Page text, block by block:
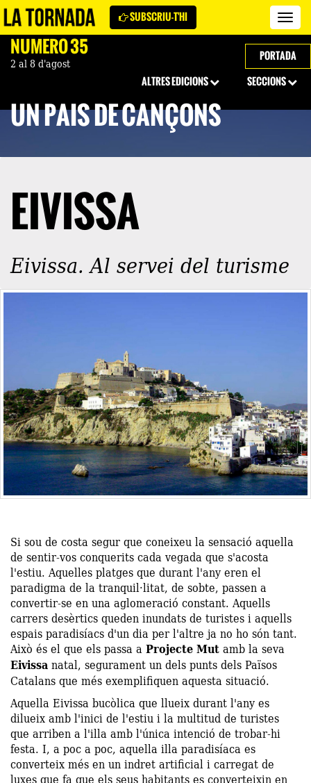
La
SUBSCRIU-T'HI
NÚMERO 35
2 al 8 d'agost
PORTADA
SECCIONS
ALTRES EDICIONS
UN PAÍS DE CANÇONS
EIVISSA
Eivissa. Al servei del turisme
Si sou de costa segur que coneixeu la sensació aquella
de sentir-vos conquerits cada vegada que s'acosta
l'estiu. Aquelles platges que durant l'any eren el
paradigma de la tranquil·litat, de sobte, passen a
convertir-se en una aglomeració constant. Aquells
carrers desèrtics queden inundats de turistes i aquells
espais paradisíacs d'un dia per l'altre ja no ho són tant.
Això és el que els passa aProjecte Mutamb la seva
Eivissanatal, segurament un dels punts dels Països
Catalans que més exemplifiquen aquesta situació.
Aquella Eivissa bucòlica que llueix durant l'any es
dilueix amb l'inici de l'estiu i la multitud de turistes
que arriben a l'illa amb l'única intenció de trobar-hi
festa. I, a poc a poc, aquella illa paradisíaca es
converteix més en un indret artificial i carregat de
luxes que fa que els seus habitants es converteixin en